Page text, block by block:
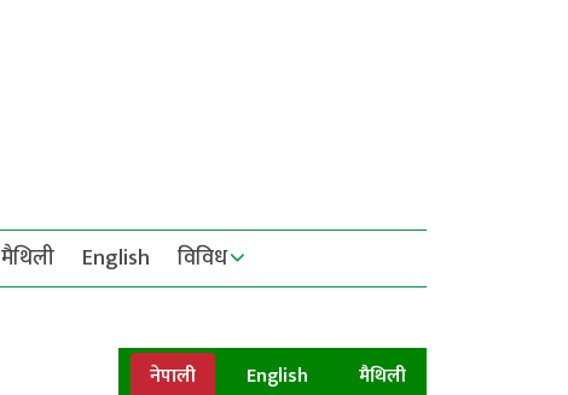
मैथिली English विविध
नेपाली English मैथिली